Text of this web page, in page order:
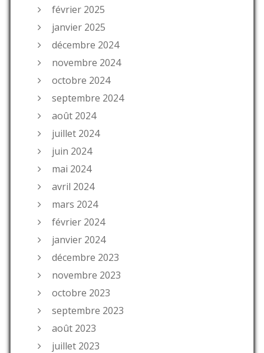
février 2025
janvier 2025
décembre 2024
novembre 2024
octobre 2024
septembre 2024
août 2024
juillet 2024
juin 2024
mai 2024
avril 2024
mars 2024
février 2024
janvier 2024
décembre 2023
novembre 2023
octobre 2023
septembre 2023
août 2023
juillet 2023